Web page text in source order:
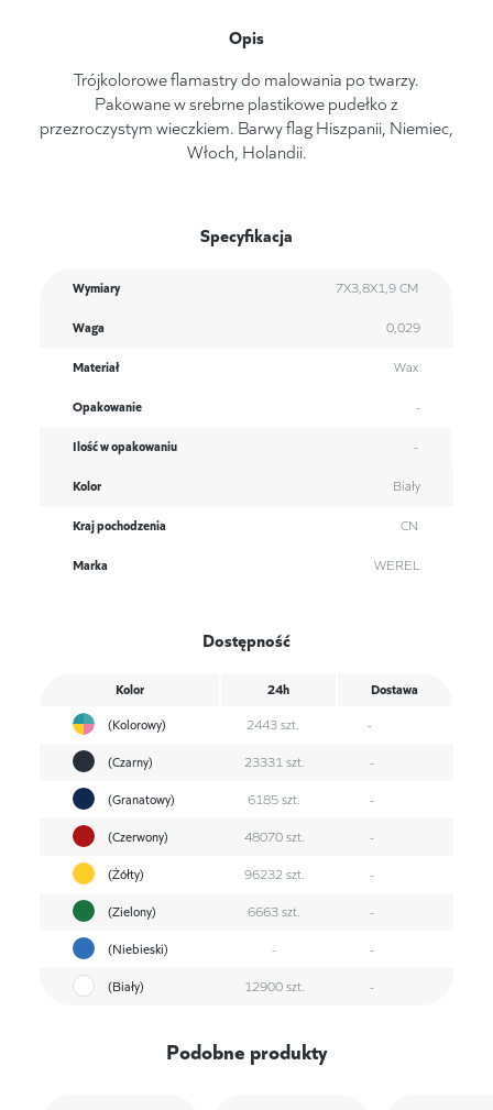
Opis
Trójkolorowe flamastry do malowania po twarzy.
Pakowane w srebrne plastikowe pudełko z
przezroczystym wieczkiem. Barwy flag Hiszpanii, Niemiec,
Włoch, Holandii.
Specyfikacja
Wymiary 7X3,8X1,9 CM
Waga 0,029
Materiał Wax
Opakowanie -
Ilość w opakowaniu -
Kolor Biały
Kraj pochodzenia CN
Marka WEREL
Dostępność
Kolor 24h
Dostawa
(Kolorowy)
2443 szt.
-
(Czarny)
23331 szt.
-
(Granatowy)
6185 szt.
-
(Czerwony)
48070 szt.
-
(Żółty)
96232 szt.
-
(Zielony)
6663 szt.
-
(Niebieski)
-
-
(Biały)
12900 szt. -
Podobne produkty